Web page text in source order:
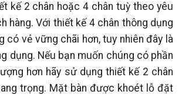
kế 2 chân hoặc 4 chân tuỳ theo yêu
hàng. Với thiết kế 4 chân thông dụng
có vẻ vững chãi hơn, tuy nhiên đây là
dụng. Nếu bạn muốn chúng có phần
hơn hãy sử dụng thiết kế 2 chân
trọng. Mặt bàn được khoét lỗ đặt